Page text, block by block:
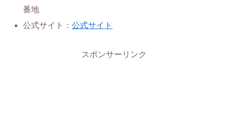
番地
公式サイト：公式サイト
スポンサーリンク